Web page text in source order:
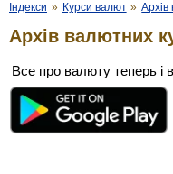
Індекси » Курси валют » Архів
Архів валютних
Все про валюту теперь і